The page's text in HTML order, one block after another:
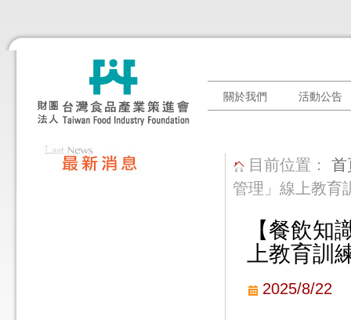
關於我們 活動公告
目前位置：首
管理」線上教育
【餐飲知
上教育訓
2025/8/22